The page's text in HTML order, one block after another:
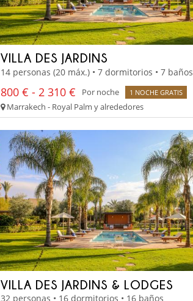
VILLA DES JARDINS
14 personas (20 máx.) • 7 dormitorios • 7 baños
800 € - 2 310 € Por noche 1 NOCHE GRATIS
Marrakech - Royal Palm y alrededores
VILLA DES JARDINS & LODGES
32 personas • 16 dormitorios • 16 baños